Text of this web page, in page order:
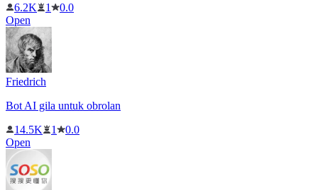
6.2K
1
0.0
Open
Friedrich
Bot AI gila untuk obrolan
14.5K
1
0.0
Open